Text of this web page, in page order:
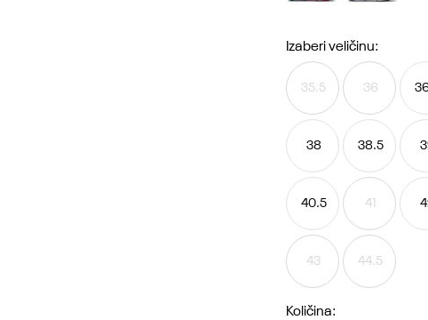
Izaberi veličinu:
35.5 36
38 38.5
40.5 41
43 44.5
Količina: